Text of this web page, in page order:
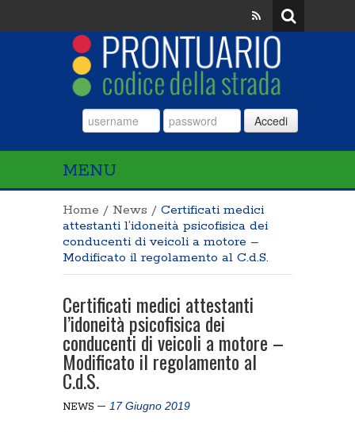
Accedi
MENU
Home / News / Certificati medici
attestanti l’idoneità psicofisica dei
conducenti di veicoli a motore –
Modificato il regolamento al C.d.S.
Certificati medici attestanti
l’idoneità psicofisica dei
conducenti di veicoli a motore –
Modificato il regolamento al
C.d.S.
NEWS 17 Giugno 2019